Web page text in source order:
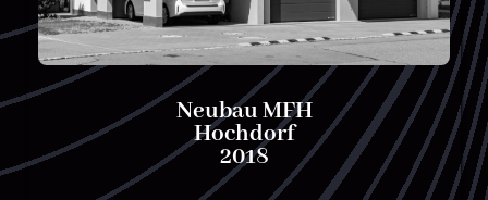
Neubau MFH
Hochdorf
2018